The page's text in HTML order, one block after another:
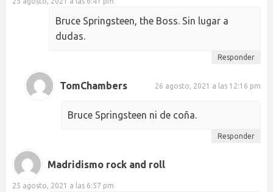
Bruce Springsteen, the Boss. Sin lugar a
dudas.
Responder
TomChambers 26 agosto, 2021 a las 12:16 pm
Bruce Springsteen ni de coña.
Responder
Madridismo rock and roll
25 agosto, 2021 a las 6:57 pm